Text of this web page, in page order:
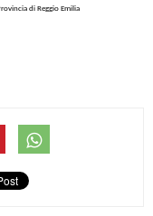
di Reggio Emilia